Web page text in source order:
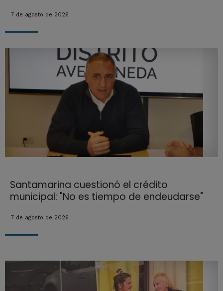
7 de agosto de 2026
Santamarina cuestionó el crédito
municipal: "No es tiempo de endeudarse"
7 de agosto de 2026